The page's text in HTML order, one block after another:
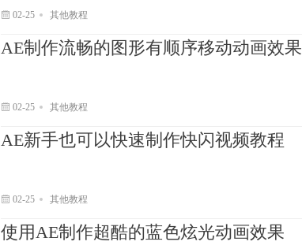
02-25 其他教程
AE制作流畅的图形有顺序移动动画效果
02-25 其他教程
AE新手也可以快速制作快闪视频教程
02-25 其他教程
使用AE制作超酷的蓝色炫光动画效果